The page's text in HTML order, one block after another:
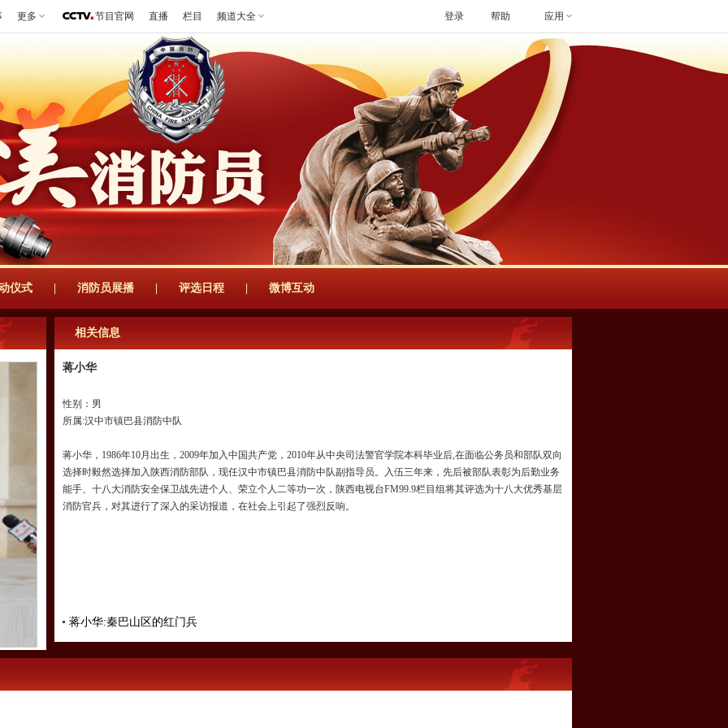
更多 节目官网 直播 栏目 频道大全 帮助 应用
登录
仪式 消防员展播 评选日程 微博互动
相关信息
蒋小华
性别：男
所属:汉中市镇巴县消防中队
蒋小华，1986年10月出生，2009年加入中国共产党，2010年从中央司法警官学院本科毕业后,在面临公务员和部队双向
选择时毅然选择加入陕西消防部队，现任汉中市镇巴县消防中队副指导员。入伍三年来，先后被部队表彰为后勤业务
能手、十八大消防安全保卫战先进个人、荣立个人二等功一次，陕西电视台FM99.9栏目组将其评选为十八大优秀基层
消防官兵，对其进行了深入的采访报道，在社会上引起了强烈反响。
蒋小华:秦巴山区的红门兵